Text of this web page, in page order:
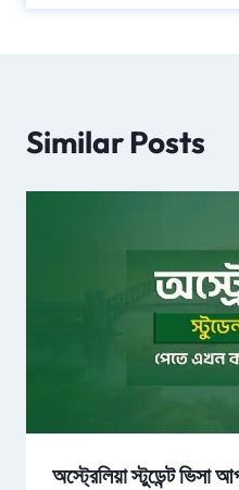
Similar Posts
অস্ট্রেলিয়া স্টুডেন্ট ভিসা